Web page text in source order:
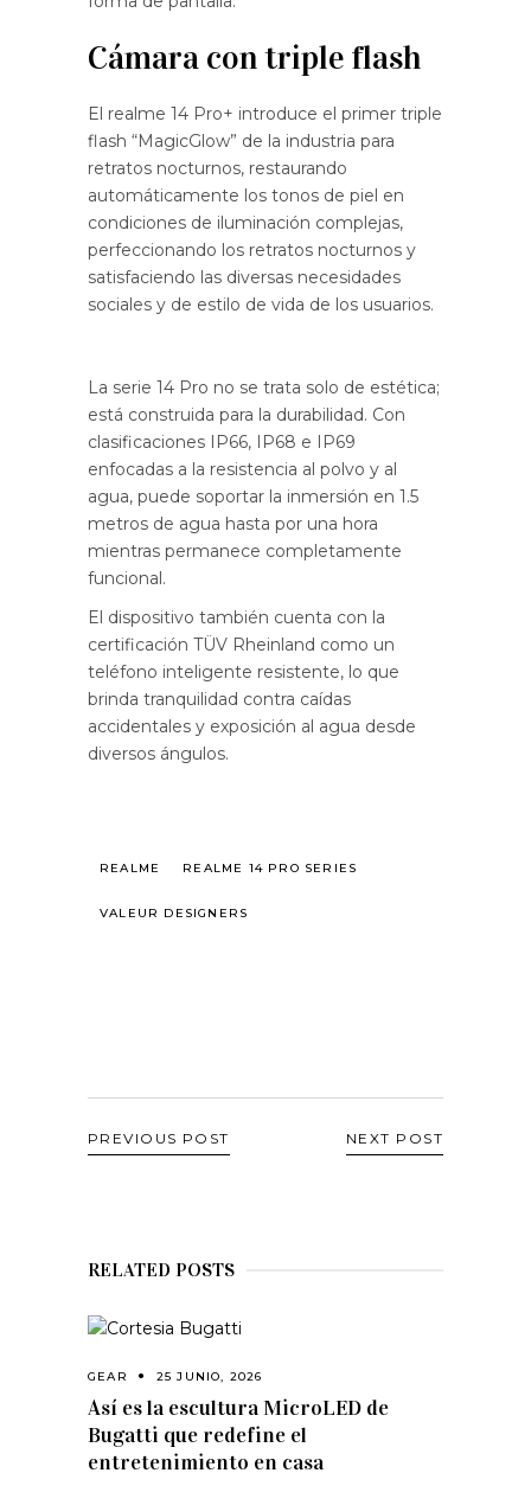
Cámara con triple flash
El realme 14 Pro+ introduce el primer triple
flash “MagicGlow” de la industria para
retratos nocturnos, restaurando
automáticamente los tonos de piel en
condiciones de iluminación complejas,
perfeccionando los retratos nocturnos y
satisfaciendo las diversas necesidades
sociales y de estilo de vida de los usuarios.
La serie 14 Pro no se trata solo de estética;
está construida para la durabilidad. Con
clasificaciones IP66, IP68 e IP69
enfocadas a la resistencia al polvo y al
agua, puede soportar la inmersión en 1.5
metros de agua hasta por una hora
mientras permanece completamente
funcional.
El dispositivo también cuenta con la
certificación TÜV Rheinland como un
teléfono inteligente resistente, lo que
brinda tranquilidad contra caídas
accidentales y exposición al agua desde
diversos ángulos.
REALME REALME 14 PRO SERIES
VALEUR DESIGNERS
PREVIOUS POST NEXT POST
RELATED POSTS
GEAR 25 JUNIO, 2026
Así es la escultura MicroLED de
Bugatti que redefine el
entretenimiento en casa